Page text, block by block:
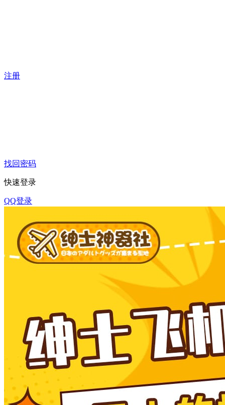
注册
找回密码
快速登录
QQ登录